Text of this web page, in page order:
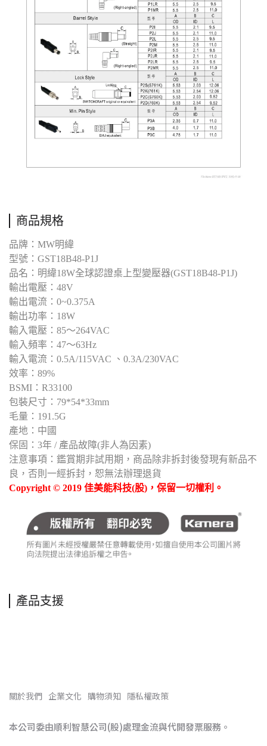
商品規格
品牌：MW明緯
型號：GST18B48-P1J
品名：明緯18W全球認證桌上型變壓器(GST18B48-P1J)
輸出電壓：48V
輸出電流：0~0.375A
輸出功率：18W
輸入電壓：85～264VAC
輸入頻率：47～63Hz
輸入電流：0.5A/115VAC 、0.3A/230VAC
效率：89%
BSMI：R33100
包裝尺寸：79*54*33mm
毛量：191.5G
產地：中國
保固：3年 / 產品故障(非人為因素)
注意事項：鑑賞期非試用期，商品除非拆封後發現有新品不
良，否則一經拆封，恕無法辦理退貨
Copyright © 2019 佳美能科技(股)，保留一切權利。
產品支援
關於我們 企業文化 購物須知 隱私權政策
本公司委由順利智慧公司(股)處理金流與代開發票服務。